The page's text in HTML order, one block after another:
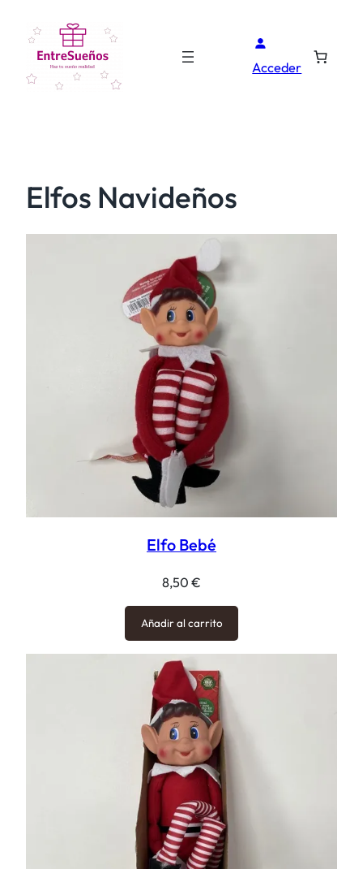
Acceder
Elfos Navideños
Elfo Bebé
8,50 €
Añadir al carrito